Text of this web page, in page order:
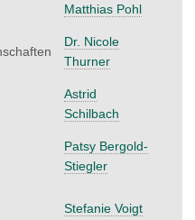
Matthias Pohl
Dr. Nicole
Thurner
Astrid
Schilbach
Patsy Bergold-
Stiegler
Stefanie Voigt